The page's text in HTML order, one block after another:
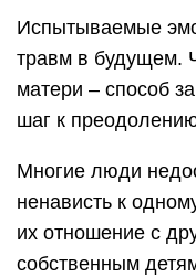
Испытываемые
травм в будущем.
матери – способ
шаг к
Многие люди
ненависть к
их отношение с
собственным